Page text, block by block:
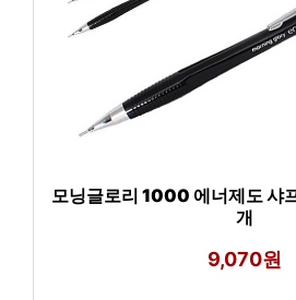
모닝글로리 1000 에너제도 샤
개
9,070원